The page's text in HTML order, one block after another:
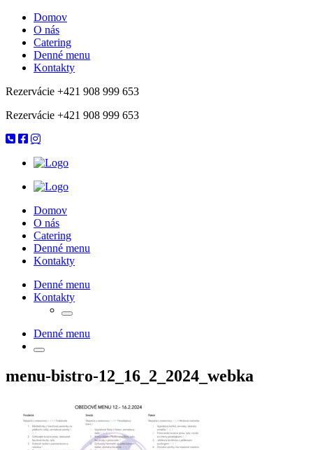
Domov
O nás
Catering
Denné menu
Kontakty
Rezervácie +421 908 999 653
Rezervácie +421 908 999 653
Domov
O nás
Catering
Denné menu
Kontakty
Denné menu
Kontakty
Denné menu
menu-bistro-12_16_2_2024_webka